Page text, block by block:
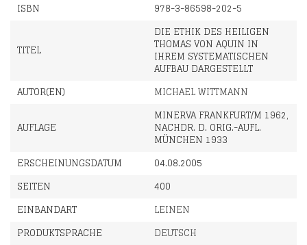
ISBN 978-3-86598-202-5
TITEL
DIE ETHIK DES HEILIGEN
THOMAS VON AQUIN IN
IHREM SYSTEMATISCHEN
AUFBAU DARGESTELLT
AUTOR(EN)
MICHAEL WITTMANN
AUFLAGE
MINERVA FRANKFURT/M 1962,
NACHDR. D. ORIG.-AUFL.
MÜNCHEN 1933
ERSCHEINUNGSDATUM
04.08.2005
SEITEN
400
EINBANDART
LEINEN
PRODUKTSPRACHE
DEUTSCH